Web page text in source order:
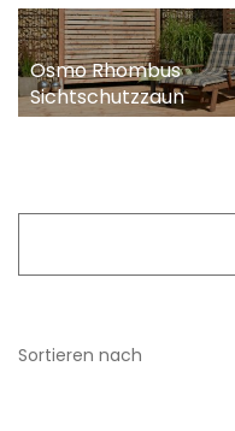
Osmo Rhombus
Sichtschutzzaun
Sortieren nach